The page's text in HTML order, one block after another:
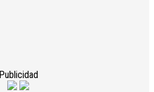
Publicidad